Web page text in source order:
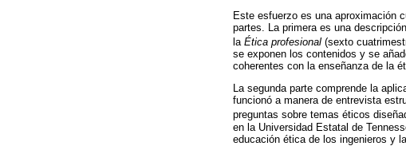
Este esfuerzo es una aproximación
partes. La primera es una
la Ética profesional (sexto
se exponen los contenidos y se
coherentes con la enseñanza de la
La segunda parte comprende la
funcionó a manera de entrevista
preguntas sobre temas éticos
en la Universidad Estatal de
educación ética de los ingenieros y